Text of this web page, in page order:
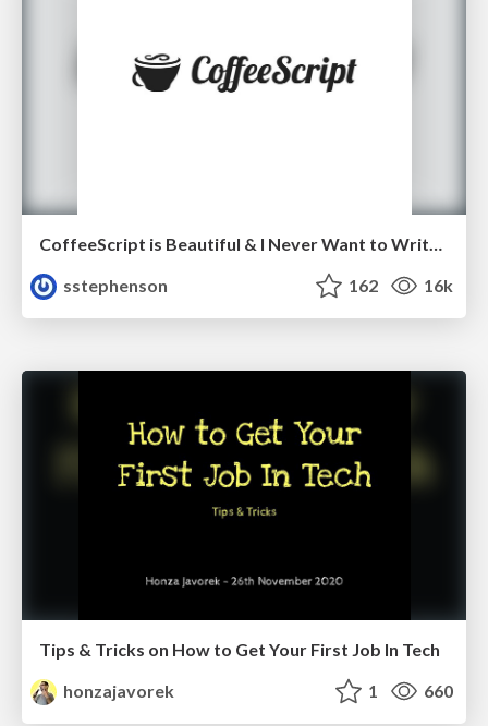
sstephenson
162 16k
Tips & Tricks on How to Get Your First Job In Tech
honzajavorek
1 660